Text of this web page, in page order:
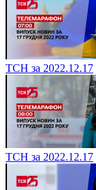
ТСН за 2022.12.17
ТСН за 2022.12.17